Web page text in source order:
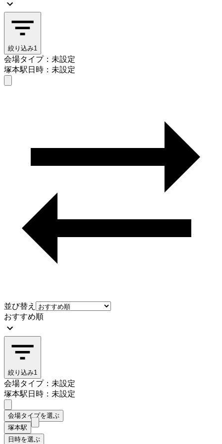
絞り込み1
会場タイプ：未設定
塚本駅日時：未設定
並び替え
おすすめ順
絞り込み1
会場タイプ：未設定
塚本駅日時：未設定
会場タイプを選ぶ
塚本駅
日時を選ぶ